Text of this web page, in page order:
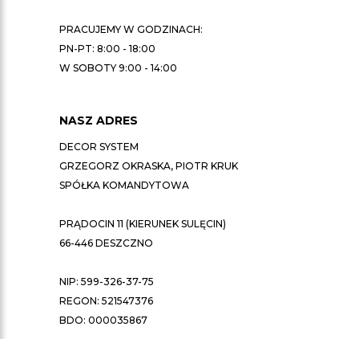
PRACUJEMY W GODZINACH:
PN-PT: 8:00 - 18:00
W SOBOTY 9:00 - 14:00
NASZ ADRES
DECOR SYSTEM
GRZEGORZ OKRASKA, PIOTR KRUK
SPÓŁKA KOMANDYTOWA
PRĄDOCIN 11 (KIERUNEK SULĘCIN)
66-446 DESZCZNO
NIP: 599-326-37-75
REGON: 521547376
BDO: 000035867